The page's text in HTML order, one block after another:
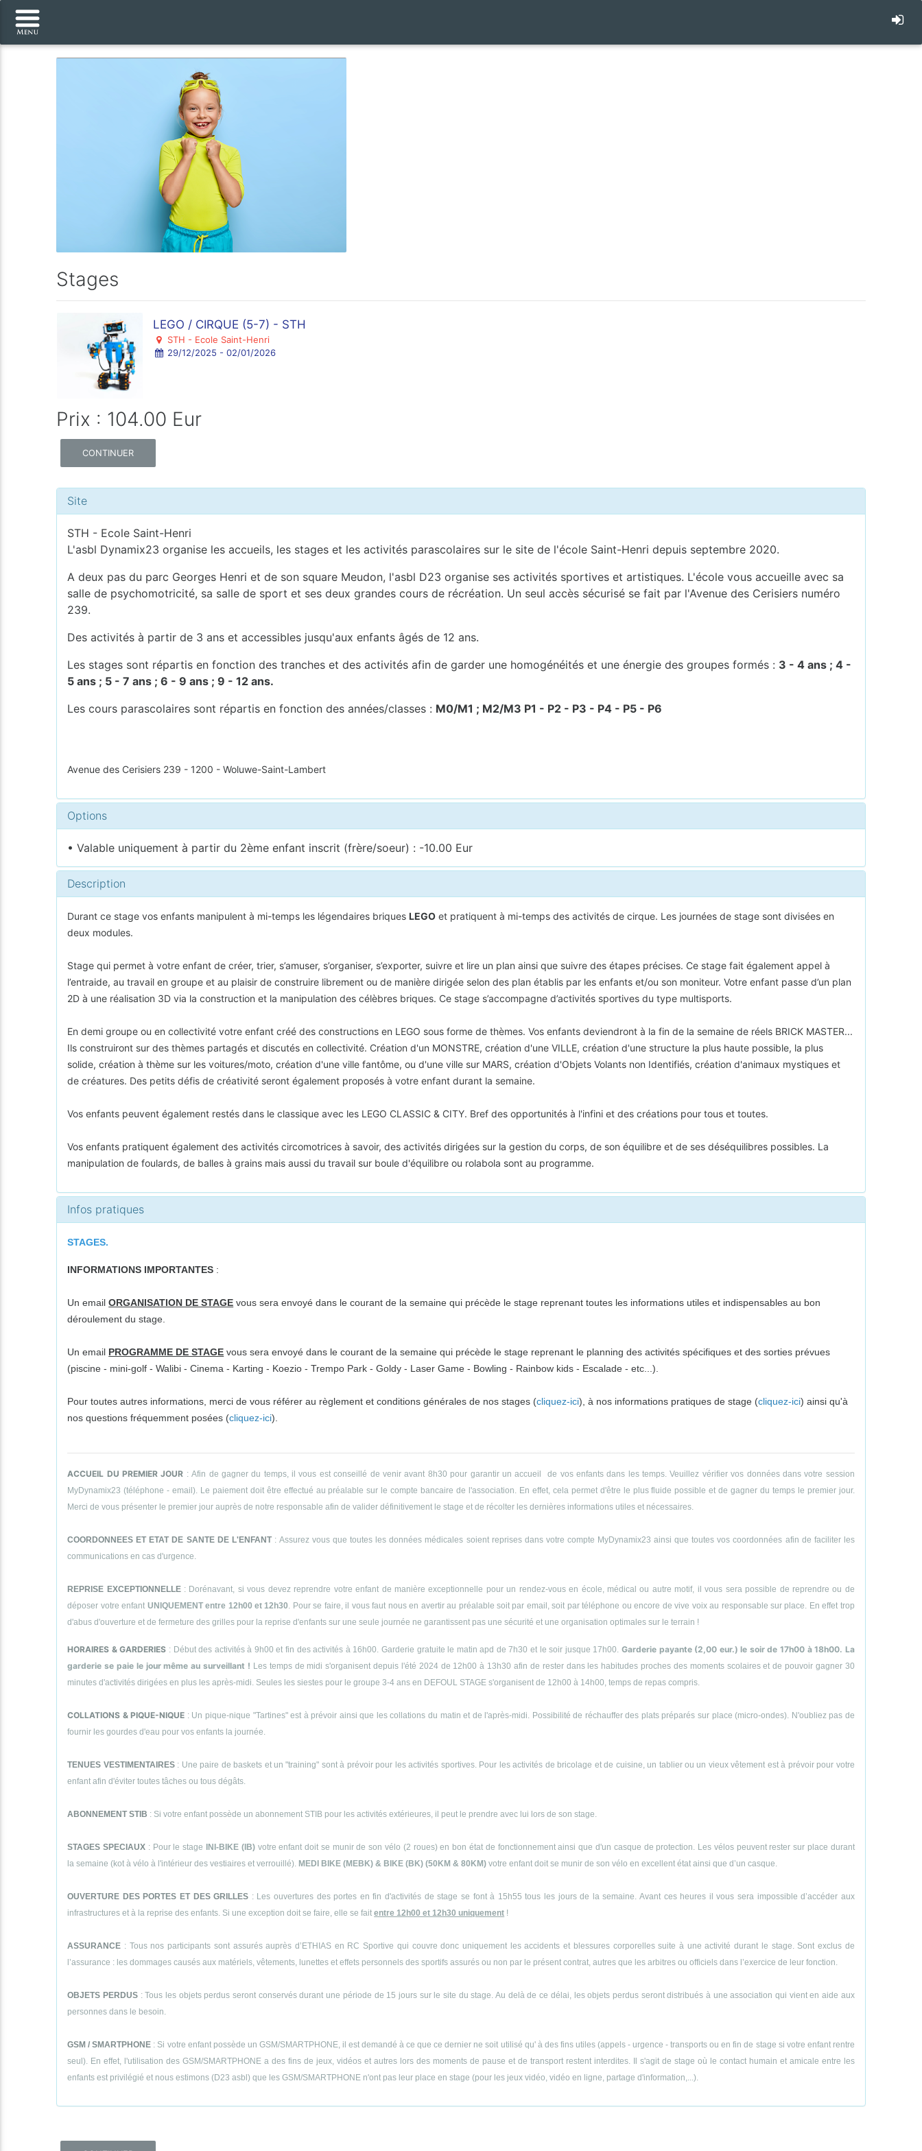
Stages
LEGO / CIRQUE (5-7) - STH
STH - Ecole Saint-Henri
29/12/2025 - 02/01/2026
Prix : 104.00 Eur
CONTINUER
Site
STH - Ecole Saint-Henri
L'asbl Dynamix23 organise les accueils, les stages et les activités parascolaires sur le site de l'école Saint-Henri depuis septembre 2020.
A deux pas du parc Georges Henri et de son square Meudon, l'asbl D23 organise ses activités sportives et artistiques. L'école vous accueille avec sa
salle de psychomotricité, sa salle de sport et ses deux grandes cours de récréation. Un seul accès sécurisé se fait par l'Avenue des Cerisiers numéro
239.
Des activités à partir de 3 ans et accessibles jusqu'aux enfants âgés de 12 ans.
Les stages sont répartis en fonction des tranches et des activités afin de garder une homogénéités et une énergie des groupes formés : 3 - 4 ans ; 4 -
5 ans ; 5 - 7 ans ; 6 - 9 ans ; 9 - 12 ans.
Les cours parascolaires sont répartis en fonction des années/classes : M0/M1 ; M2/M3 P1 - P2 - P3 - P4 - P5 - P6
Avenue des Cerisiers 239 - 1200 - Woluwe-Saint-Lambert
Options
• Valable uniquement à partir du 2ème enfant inscrit (frère/soeur) : -10.00 Eur
Description
Durant ce stage vos enfants manipulent à mi-temps les légendaires briquesLEGO et pratiquent à mi-temps des activités de cirque. Les journées de stage sont divisées en
deux modules.
Stage qui permet à votre enfant de créer, trier, s’amuser, s’organiser, s’exporter, suivre et lire un plan ainsi que suivre des étapes précises. Ce stage fait également appel à
l’entraide, au travail en groupe et au plaisir de construire librement ou de manière dirigée selon des plan établis par les enfants et/ou son moniteur. Votre enfant passe d’un plan
2D à une réalisation 3D via la construction et la manipulation des célèbres briques. Ce stage s’accompagne d’activités sportives du type multisports.
En demi groupe ou en collectivité votre enfant créé des constructions en LEGO sous forme de thèmes. Vos enfants deviendront à la fin de la semaine de réels BRICK MASTER...
Ils construiront sur des thèmes partagés et discutés en collectivité. Création d'un MONSTRE, création d'une VILLE, création d'une structure la plus haute possible, la plus
solide, création à thème sur les voitures/moto, création d'une ville fantôme, ou d'une ville sur MARS, création d'Objets Volants non Identifiés, création d'animaux mystiques et
de créatures. Des petits défis de créativité seront également proposés à votre enfant durant la semaine.
Vos enfants peuvent également restés dans le classique avec les LEGO CLASSIC & CITY. Bref des opportunités à l'infini et des créations pour tous et toutes.
Vos enfants pratiquent également des activités circomotrices à savoir, des activités dirigées sur la gestion du corps, de son équilibre et de ses déséquilibres possibles. La
manipulation de foulards, de balles à grains mais aussi du travail sur boule d'équilibre ou rolabola sont au programme.
Infos pratiques
STAGES.
INFORMATIONS IMPORTANTES :
Un emailORGANISATION DE STAGE vous sera envoyé dans le courant de la semaine qui précède le stage reprenant toutes les informations utiles et indispensables au bon
déroulement du stage.
Un email PROGRAMME DE STAGE vous sera envoyé dans le courant de la semaine qui précède le stage reprenant le planning des activités spécifiques et des sorties prévues
(piscine - mini-golf - Walibi - Cinema - Karting - Koezio - Trempo Park - Goldy - Laser Game - Bowling - Rainbow kids - Escalade - etc...).
Pour toutes autres informations, merci de vous référer au règlement et conditions générales de nos stages (cliquez-ici), à nos informations pratiques de stage (cliquez-ici) ainsi qu'à
nos questions fréquemment posées (cliquez-ici).
ACCUEIL DU PREMIER JOUR : Afin de gagner du temps, il vous est conseillé de venir avant 8h30 pour garantir un accueil de vos enfants dans les temps. Veuillez vérifier vos données dans votre session
MyDynamix23 (téléphone - email). Le paiement doit être effectué au préalable sur le compte bancaire de l'association. En effet, cela permet d'être le plus fluide possible et de gagner du temps le premier jour.
Merci de vous présenter le premier jour auprès de notre responsable afin de valider définitivement le stage et de récolter les dernières informations utiles et nécessaires.
COORDONNEES ET ETAT DE SANTE DE L'ENFANT: Assurez vous que toutes les données médicales soient reprises dans votre compte MyDynamix23 ainsi que toutes vos coordonnées afin de faciliter les
communications en cas d'urgence.
REPRISE EXCEPTIONNELLE: Dorénavant, si vous devez reprendre votre enfant de manière exceptionnelle pour un rendez-vous en école, médical ou autre motif, il vous sera possible de reprendre ou de
déposer votre enfant UNIQUEMENT entre 12h00 et 12h30
. Pour se faire, il vous faut nous en avertir au préalable soit par email, soit par téléphone ou encore de vive voix au responsable sur place. En effet trop
d'abus d'ouverture et de fermeture des grilles pour la reprise d'enfants sur une seule journée ne garantissent pas une sécurité et une organisation optimales sur le terrain !
HORAIRES & GARDERIES : Début des activités à 9h00 et fin des activités à 16h00. Garderie gratuite le matin apd de 7h30 et le soir jusque 17h00. Garderie payante (2,00 eur.) le soir de 17h00 à 18h00. La
garderie se paie le jour même au surveillant ! Les temps de midi s'organisent depuis l'été 2024 de 12h00 à 13h30 afin de rester dans les habitudes proches des moments scolaires et de pouvoir gagner 30
minutes d'activités dirigées en plus les après-midi. Seules les siestes pour le groupe 3-4 ans en DEFOUL STAGE s'organisent de 12h00 à 14h00, temps de repas compris.
COLLATIONS & PIQUE-NIQUE : Un pique-nique "Tartines" est à prévoir ainsi que les collations du matin et de l'après-midi. Possibilité de réchauffer des plats préparés sur place (micro-ondes). N'oubliez pas de
fournir les gourdes d'eau pour vos enfants la journée.
TENUES VESTIMENTAIRES: Une paire de baskets et un "training" sont à prévoir pour les activités sportives. Pour les activités de bricolage et de cuisine, un tablier ou un vieux vêtement est à prévoir pour votre
enfant afin d'éviter toutes tâches ou tous dégâts.
ABONNEMENT STIB : Si votre enfant possède un abonnement STIB pour les activités extérieures, il peut le prendre avec lui lors de son stage.
STAGES SPECIAUX: Pour le stage INI-BIKE (IB)votre enfant doit se munir de son vélo (2 roues) en bon état de fonctionnement ainsi que d'un casque de protection. Les vélos peuvent rester sur place durant
la semaine (kot à vélo à l'intérieur des vestiaires et verrouillé). MEDI BIKE (MEBK) & BIKE (BK) (50KM & 80KM)votre enfant doit se munir de son vélo en excellent état ainsi que d’un casque.
OUVERTURE DES PORTES ET DES GRILLES : Les ouvertures des portes en fin d'activités de stage se font à 15h55 tous les jours de la semaine. Avant ces heures il vous sera impossible d’accéder aux
infrastructures et à la reprise des enfants. Si une exception doit se faire, elle se faitentre 12h00 et 12h30 uniquement !
ASSURANCE : Tous nos participants sont assurés auprès d’ETHIAS en RC Sportive qui couvre donc uniquement les accidents et blessures corporelles suite à une activité durant le stage. Sont exclus de
l’assurance : les dommages causés aux matériels, vêtements, lunettes et effets personnels des sportifs assurés ou non par le présent contrat, autres que les arbitres ou officiels dans l’exercice de leur fonction.
OBJETS PERDUS: Tous les objets perdus seront conservés durant une période de 15 jours sur le site du stage. Au delà de ce délai, les objets perdus seront distribués à une association qui vient en aide aux
personnes dans le besoin.
GSM / SMARTPHONE : Si votre enfant possède un GSM/SMARTPHONE, il est demandé à ce que ce dernier ne soit utilisé qu' à des fins utiles (appels - urgence - transports ou en fin de stage si votre enfant rentre
seul). En effet, l'utilisation des GSM/SMARTPHONE a des fins de jeux, vidéos et autres lors des moments de pause et de transport restent interdites. Il s'agit de stage où le contact humain et amicale entre les
enfants est privilégié et nous estimons (D23 asbl) que les GSM/SMARTPHONE n'ont pas leur place en stage (pour les jeux vidéo, vidéo en ligne, partage d'information,...).